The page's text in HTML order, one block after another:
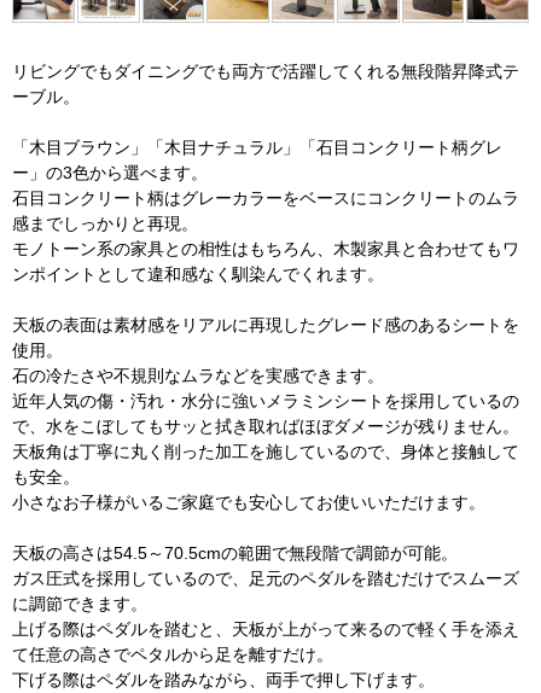
リビングでもダイニングでも両方で活躍してくれる無段階昇降式テ
ーブル。
「木目ブラウン」「木目ナチュラル」「石目コンクリート柄グレ
ー」の3色から選べます。
石目コンクリート柄はグレーカラーをベースにコンクリートのムラ
感までしっかりと再現。
モノトーン系の家具との相性はもちろん、木製家具と合わせてもワ
ンポイントとして違和感なく馴染んでくれます。
天板の表面は素材感をリアルに再現したグレード感のあるシートを
使用。
石の冷たさや不規則なムラなどを実感できます。
近年人気の傷・汚れ・水分に強いメラミンシートを採用しているの
で、水をこぼしてもサッと拭き取ればほぼダメージが残りません。
天板角は丁寧に丸く削った加工を施しているので、身体と接触して
も安全。
小さなお子様がいるご家庭でも安心してお使いいただけます。
天板の高さは54.5～70.5cmの範囲で無段階で調節が可能。
ガス圧式を採用しているので、足元のペダルを踏むだけでスムーズ
に調節できます。
上げる際はペダルを踏むと、天板が上がって来るので軽く手を添え
て任意の高さでペタルから足を離すだけ。
下げる際はペダルを踏みながら、両手で押し下げます。